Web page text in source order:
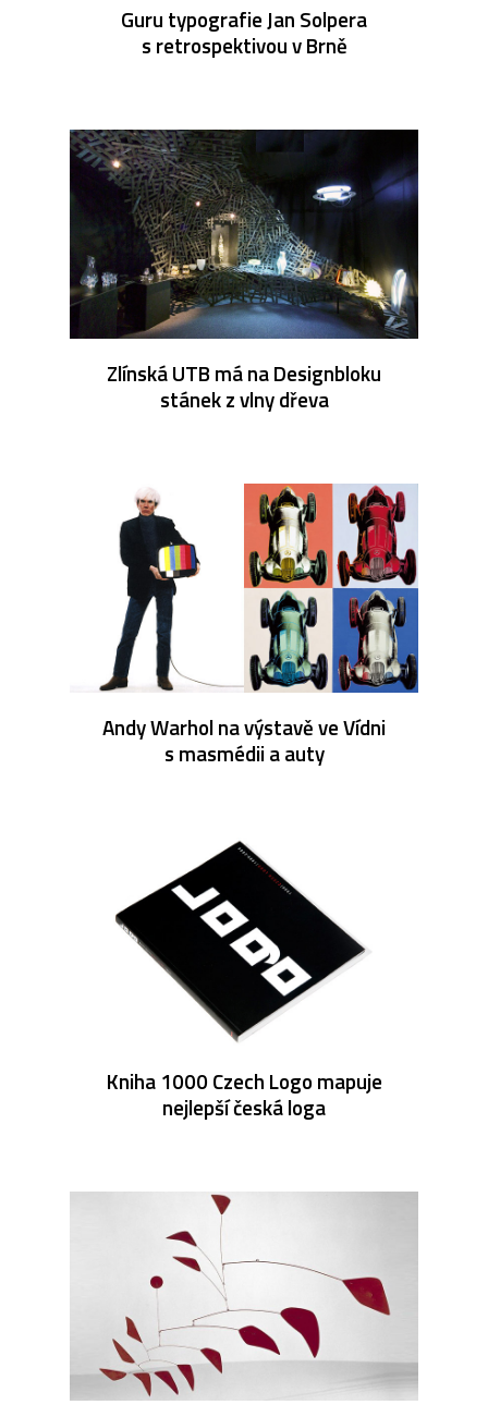
Guru typografie Jan Solpera
s retrospektivou v Brně
Zlínská UTB má na Designbloku
stánek z vlny dřeva
Andy Warhol na výstavě ve Vídni
s masmédii a auty
Kniha 1000 Czech Logo mapuje
nejlepší česká loga